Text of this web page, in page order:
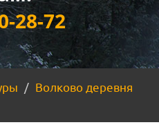
28-72
Волково деревня